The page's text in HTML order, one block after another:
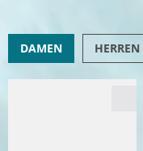
DAMEN HERREN